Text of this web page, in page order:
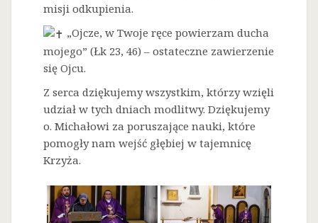
misji odkupienia.
„Ojcze, w Twoje ręce powierzam ducha
mojego” (Łk 23, 46) – ostateczne zawierzenie
się Ojcu.
Z serca dziękujemy wszystkim, którzy wzięli
udział w tych dniach modlitwy. Dziękujemy
o. Michałowi za poruszające nauki, które
pomogły nam wejść głębiej w tajemnicę
Krzyża.